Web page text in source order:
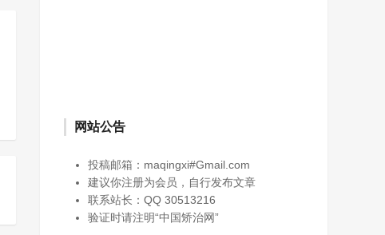
乘风破浪正当时 —— 广西女
网站公告
投稿邮箱：maqingxi#Gmail.com
建议你注册为会员，自行发布文章
联系站长：QQ 30513216
验证时请注明“中国矫治网”